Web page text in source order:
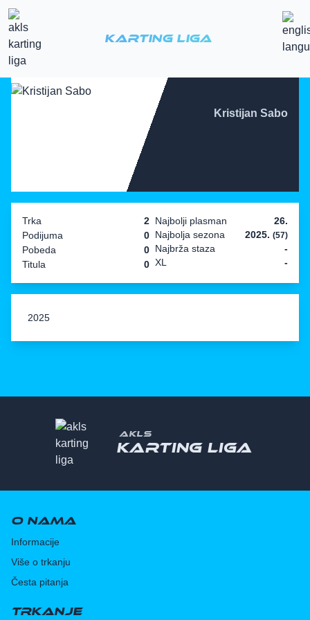
Karting Liga
Kristijan Sabo
Trka
2
Podijuma
0
Pobeda
0
Titula
0
Najbolji plasman
26.
Najbolja sezona
2025. (57)
Najbrža staza
-
XL
-
2025
AKLS
Karting liga
O nama
Informacije
Više o trkanju
Česta pitanja
Trkanje